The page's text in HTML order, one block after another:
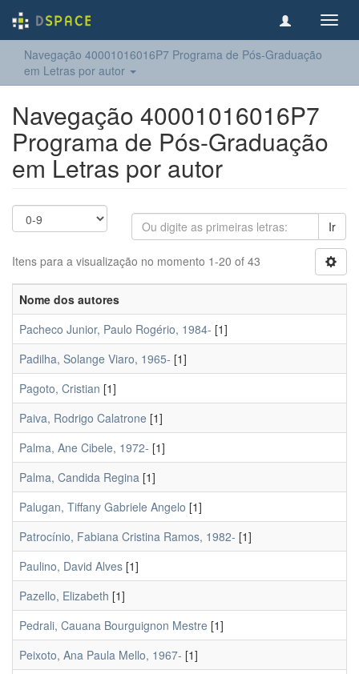
Navegação 40001016016P7 Programa de Pós-Graduação
em Letras por autor
Navegação 40001016016P7
Programa de Pós-Graduação
em Letras por autor
Ir
Itens para a visualização no momento 1-20 of 43
Nome dos autores
Pacheco Junior, Paulo Rogério, 1984- [1]
Padilha, Solange Viaro, 1965- [1]
Pagoto, Cristian [1]
Paiva, Rodrigo Calatrone [1]
Palma, Ane Cibele, 1972- [1]
Palma, Candida Regina [1]
Palugan, Tiffany Gabriele Angelo [1]
Patrocínio, Fabiana Cristina Ramos, 1982- [1]
Paulino, David Alves [1]
Pazello, Elizabeth [1]
Pedrali, Cauana Bourguignon Mestre [1]
Peixoto, Ana Paula Mello, 1967- [1]